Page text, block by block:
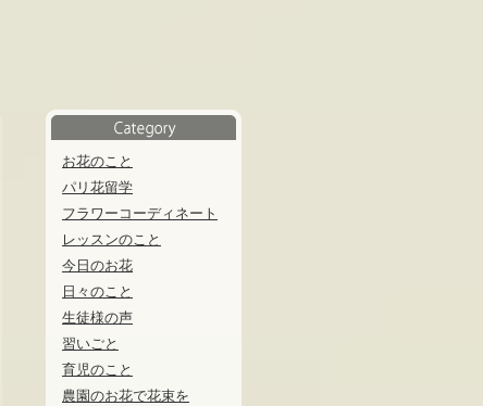
お花のこと
パリ花留学
フラワーコーディネート
レッスンのこと
今日のお花
日々のこと
生徒様の声
習いごと
育児のこと
農園のお花で花束を